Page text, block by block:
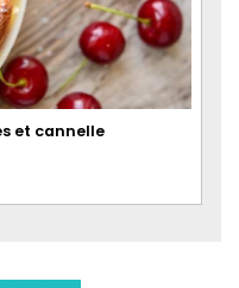
et cannelle